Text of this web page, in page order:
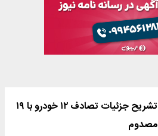
تشریح جزئیات تصادف ۱۲ خودرو با ۱۹
مصدوم